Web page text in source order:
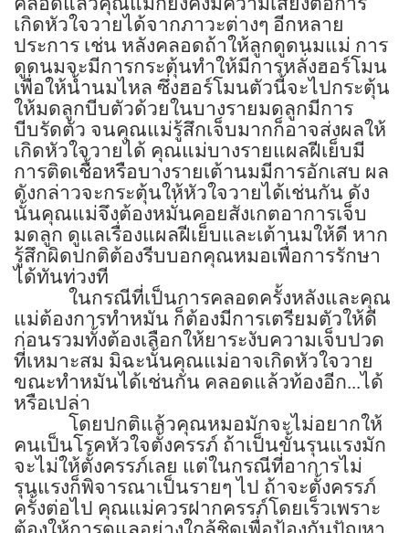
เกิดหัวใจวายได้จากภาวะต่างๆ อีกหลาย
ประการ เช่น หลังคลอดถ้าให้ลูกดูดนมแม่ การ
ดูดนมจะมีการกระตุ้นทำให้มีการหลั่งฮอร์โมน
เพื่อให้น้ำนมไหล ซึ่งฮอร์โมนตัวนี้จะไปกระตุ้น
ให้มดลูกบีบตัวด้วยในบางรายมดลูกมีการ
บีบรัดตัว จนคุณแม่รู้สึกเจ็บมากก็อาจส่งผลให้
เกิดหัวใจวายได้ คุณแม่บางรายแผลฝีเย็บมี
การติดเชื้อหรือบางรายเต้านมมีการอักเสบ ผล
ดังกล่าวจะกระตุ้นให้หัวใจวายได้เช่นกัน ดัง
นั้นคุณแม่จึงต้องหมั่นคอยสังเกตอาการเจ็บ
มดลูก ดูแลเรื่องแผลฝีเย็บและเต้านมให้ดี หาก
รู้สึกผิดปกติต้องรีบบอกคุณหมอเพื่อการรักษา
ได้ทันท่วงที
ในกรณีที่เป็นการคลอดครั้งหลังและคุณ
แม่ต้องการทำหมัน ก็ต้องมีการเตรียมตัวให้ดี
ก่อนรวมทั้งต้องเลือกให้ยาระงับความเจ็บปวด
ที่เหมาะสม มิฉะนั้นคุณแม่อาจเกิดหัวใจวาย
ขณะทำหมันได้เช่นกัน คลอดแล้วท้องอีก...ได้
หรือเปล่า
โดยปกติแล้วคุณหมอมักจะไม่อยากให้
คนเป็นโรคหัวใจตั้งครรภ์ ถ้าเป็นขั้นรุนแรงมัก
จะไม่ให้ตั้งครรภ์เลย แต่ในกรณีที่อาการไม่
รุนแรงก็พิจารณาเป็นรายๆ ไป ถ้าจะตั้งครรภ์
ครั้งต่อไป คุณแม่ควรฝากครรภ์โดยเร็วเพราะ